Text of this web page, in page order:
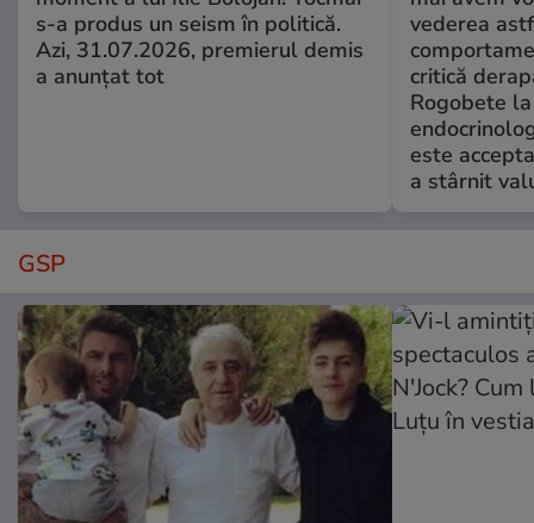
s-a produs un seism în politică.
Azi, 31.07.2026, premierul demis
a anunțat tot
vederea
critică
Rogobete
este
a stârnit
GSP